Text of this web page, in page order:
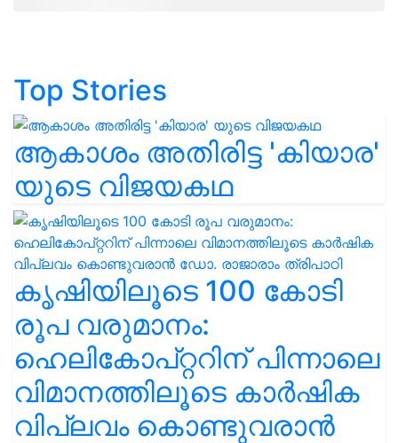
Top Stories
ആകാശം അതിരിട്ട 'കിയാര'
യുടെ വിജയകഥ
കൃഷിയിലൂടെ 100 കോടി
രൂപ വരുമാനം:
ഹെലികോപ്റ്ററിന് പിന്നാലെ
വിമാനത്തിലൂടെ കാർഷിക
വിപ്ലവം കൊണ്ടുവരാൻ